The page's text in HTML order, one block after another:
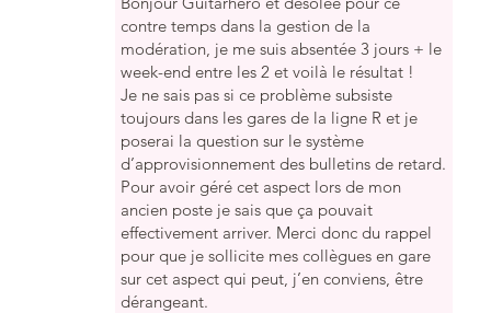
contre temps dans la gestion de la
modération, je me suis absentée 3 jours + le
week-end entre les 2 et voilà le résultat !
Je ne sais pas si ce problème subsiste
toujours dans les gares de la ligne R et je
poserai la question sur le système
d’approvisionnement des bulletins de retard.
Pour avoir géré cet aspect lors de mon
ancien poste je sais que ça pouvait
effectivement arriver. Merci donc du rappel
pour que je sollicite mes collègues en gare
sur cet aspect qui peut, j’en conviens, être
dérangeant.